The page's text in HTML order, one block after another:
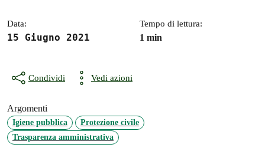
Data:
15 Giugno 2021
Tempo di lettura:
1 min
Condividi Vedi azioni
Argomenti
Igiene pubblica
Protezione civile
Trasparenza amministrativa